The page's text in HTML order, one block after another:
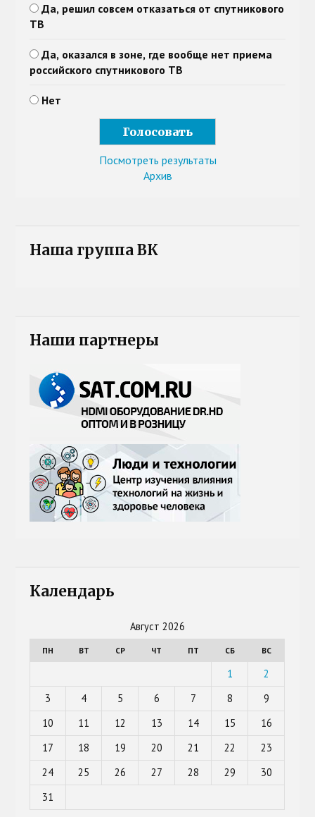
Да, решил совсем отказаться от спутникового
ТВ
Да, оказался в зоне, где вообще нет приема
российского спутникового ТВ
Нет
Посмотреть результаты
Архив
Наша группа ВК
Наши партнеры
Календарь
Август 2026
ПН ВТ СР ЧТ ПТ СБ ВС
1
2
3
4 5 6 7 8
9
10
11 12 13 14 15
16
17
18 19 20 21 22
23
24
25 26 27 28 29
30
31